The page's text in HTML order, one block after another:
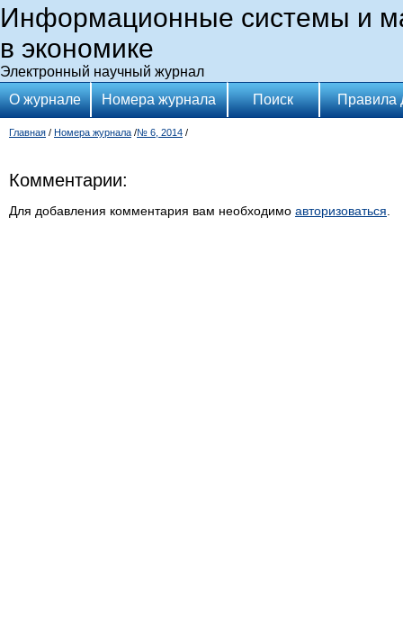
Информационные системы и
в экономике
Электронный научный журнал
О журнале
Номера журнала Поиск Правила
Главная / Номера журнала /№ 6, 2014 /
Комментарии:
Для добавления комментария вам необходимо авторизоваться